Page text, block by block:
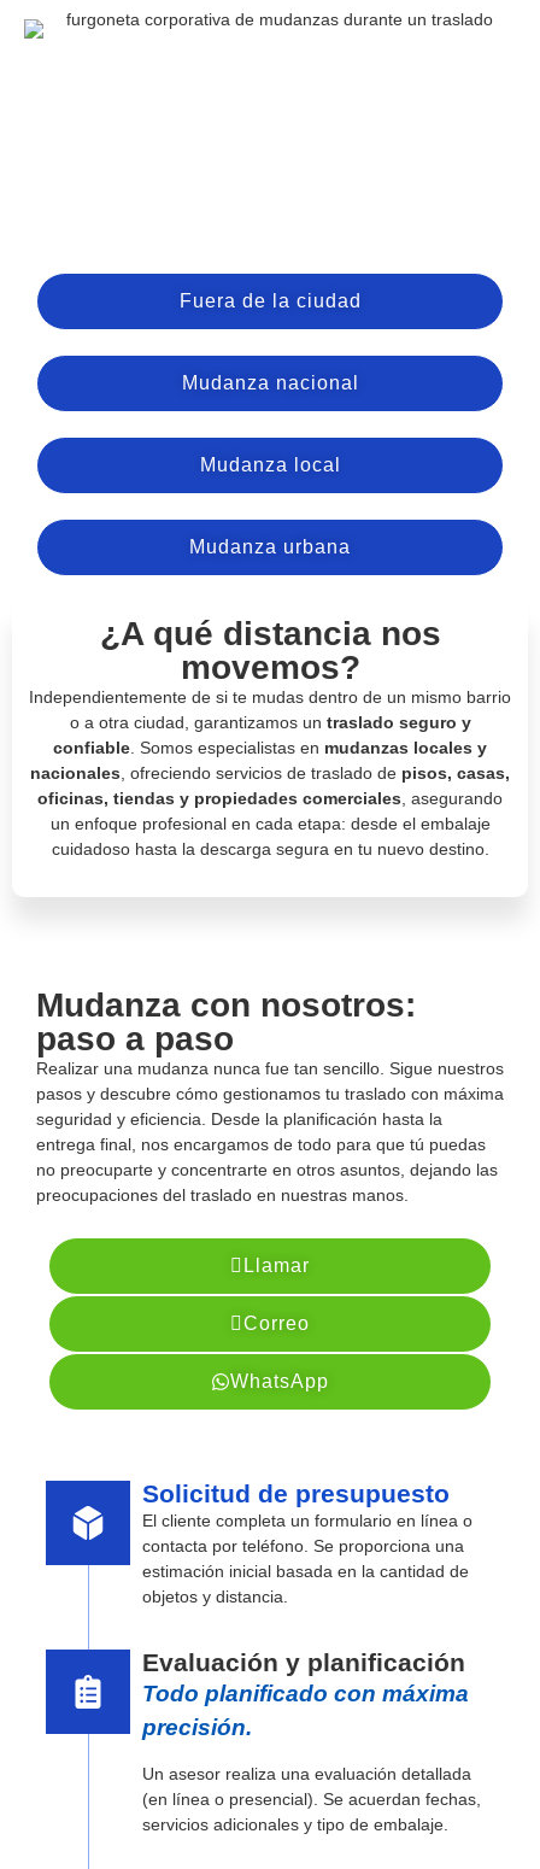
Fuera de la ciudad
Mudanza nacional
Mudanza local
Mudanza urbana
¿A qué distancia nos
movemos?
Independientemente de si te mudas dentro de un mismo barrio
o a otra ciudad, garantizamos un traslado seguro y
confiable. Somos especialistas en mudanzas locales y
nacionales, ofreciendo servicios de traslado de pisos, casas,
oficinas, tiendas y propiedades comerciales, asegurando
un enfoque profesional en cada etapa: desde el embalaje
cuidadoso hasta la descarga segura en tu nuevo destino.
Mudanza con nosotros:
paso a paso
Realizar una mudanza nunca fue tan sencillo. Sigue nuestros
pasos y descubre cómo gestionamos tu traslado con máxima
seguridad y eficiencia. Desde la planificación hasta la
entrega final, nos encargamos de todo para que tú puedas
no preocuparte y concentrarte en otros asuntos, dejando las
preocupaciones del traslado en nuestras manos.
Llamar
Correo
WhatsApp
Solicitud de presupuesto
El cliente completa un formulario en línea o
contacta por teléfono. Se proporciona una
estimación inicial basada en la cantidad de
objetos y distancia.
Evaluación y planificación
Todo planificado con máxima
precisión.
Un asesor realiza una evaluación detallada
(en línea o presencial). Se acuerdan fechas,
servicios adicionales y tipo de embalaje.